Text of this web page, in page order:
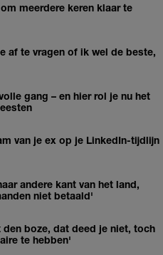
meerdere keren klaar te
af te vragen of ik wel de beste,
gang – en hier rol je nu het
van je ex op je LinkedIn-tijdlijn
andere kant van het land,
niet betaald'
den boze, dat deed je niet, toch
te hebben'